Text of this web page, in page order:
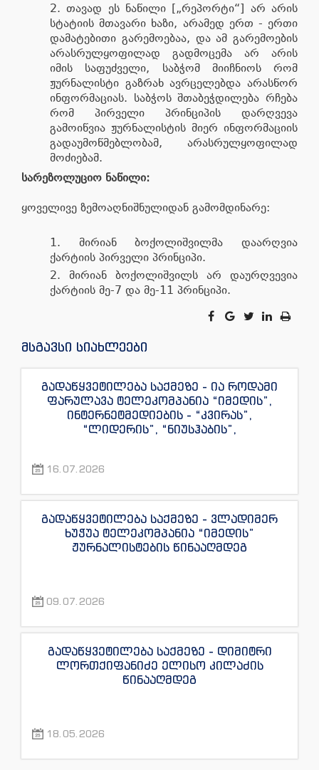
თავად ეს ნაწილი [„რეპორტი“] არ არის
სტატიის მთავარი ხაზი, არამედ ერთ - ერთი
დამატებითი გარემოებაა, და ამ გარემოების
არასრულყოფილად გადმოცემა არ არის
იმის საფუძველი, საბჭომ მიიჩნიოს რომ
ჟურნალისტი გაზრახ ავრცელებდა არასწორ
ინფორმაციას. საბჭოს შთაბეჭდილება რჩება
რომ პირველი პრინციპის დარღვევა
გამოიწვია ჟურნალისტის მიერ ინფორმაციის
გადაუმოწმებლობამ, არასრულყოფილად
მოძიებამ.
სარეზოლუციო ნაწილი:
ყოველივე ზემოაღნიშნულიდან გამომდინარე:
მირიან ბოქოლიშვილმა დაარღვია
ქარტიის პირველი პრინციპი.
მირიან ბოქოლიშვილს არ დაურღვევია
ქარტიის მე-7 და მე-11 პრინციპი.
მსგავსი სიახლეები
გადაწყვეტილება საქმეზე - ია როდამი
ფარულავა ტელეკომპანია “იმედის”,
ინტერნეტმედიების - “კვირას”,
“ლიდერის”, “ნიუსჰაბის”,
“ექსკლუზივტივის” ჟურნალისტების
16.07.2026
გადაწყვეტილება საქმეზე - ვლადიმერ
ხუჭუა ტელეკომპანია “იმედის”
ჟურნალისტების წინააღმდეგ
09.07.2026
გადაწყვეტილება საქმეზე - დიმიტრი
ლორთქიფანიძე ელისო კილაძის
წინააღმდეგ
18.05.2026